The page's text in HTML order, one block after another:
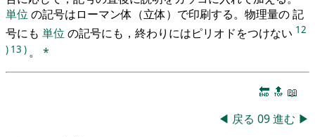
単位 の記号はローマン体（立体）で印刷する。物理量の 記
号にも 単位 の記号にも，終わりにはピリオドをつけない 12
) 13 ) 。 *
🔚 🔝 📖
◀ 戻る 09進む ▶